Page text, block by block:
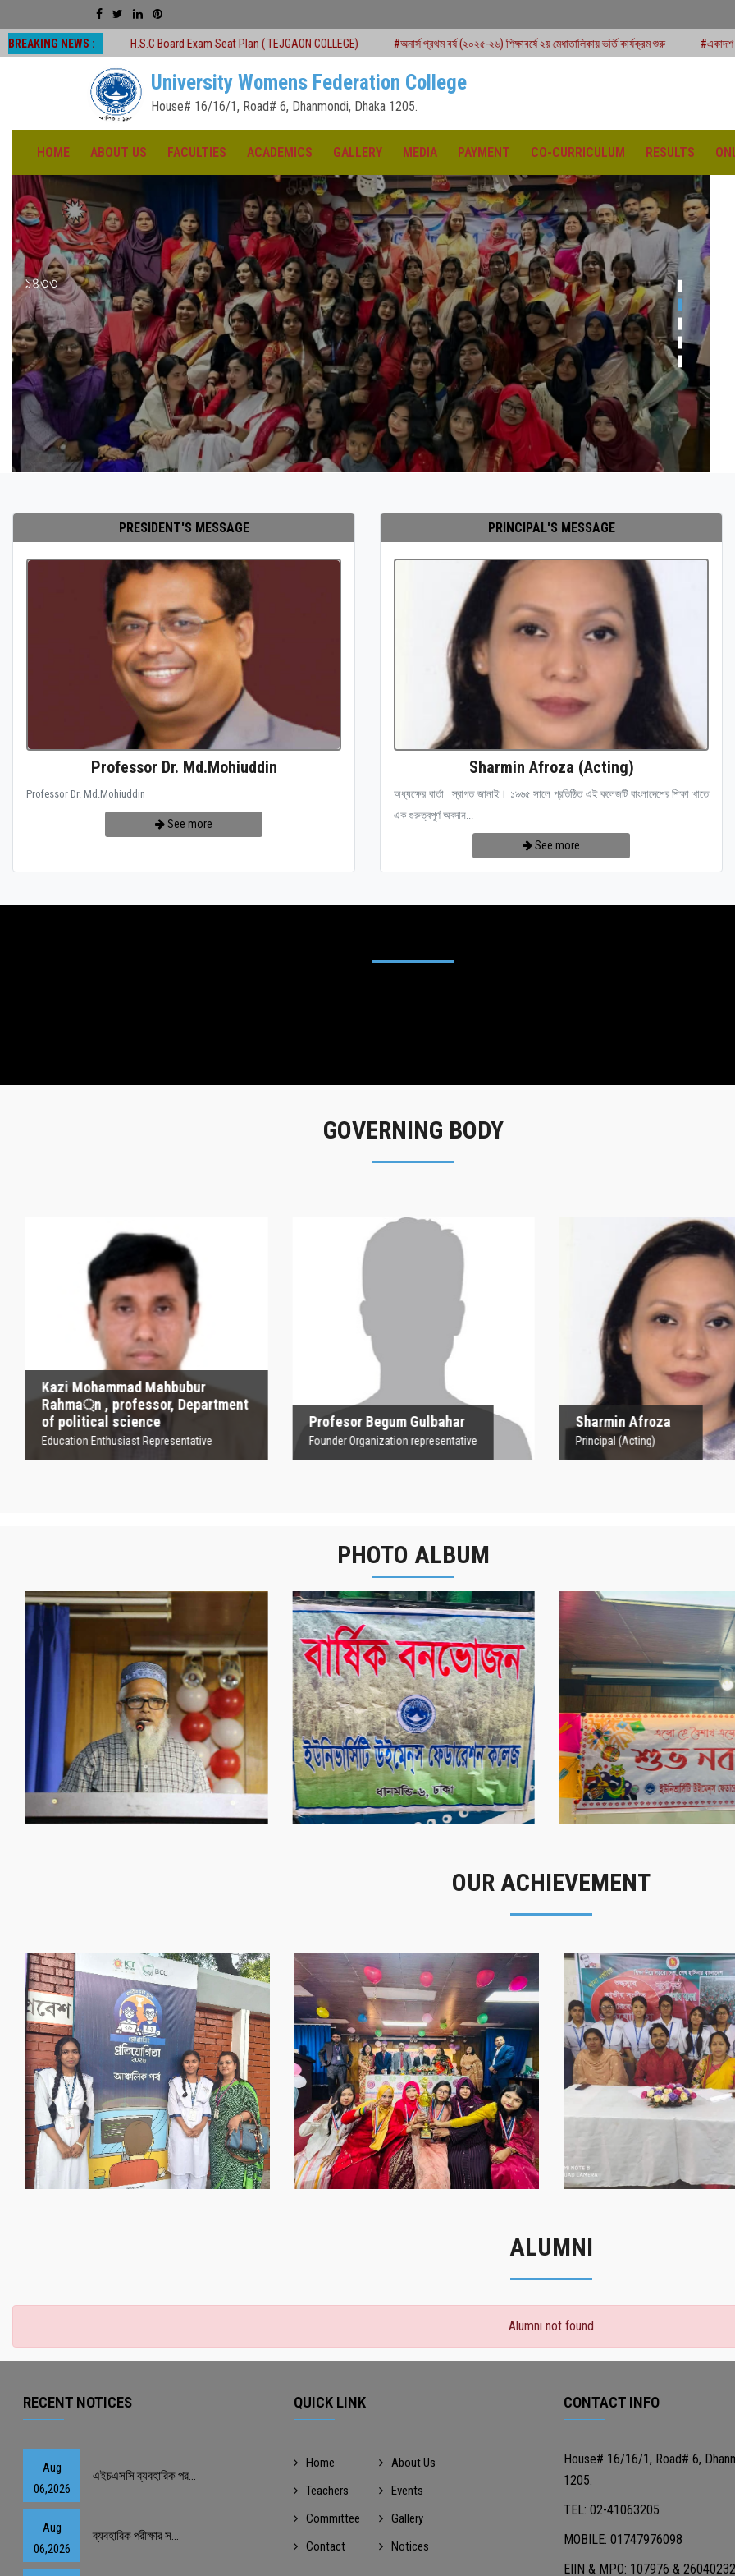
BREAKING NEWS :
H.S.C Board Exam Seat Plan ( TEJGAON COLLEGE) #অনার্স প্রথম বর্ষ (২০২৫-২৬) শিক্ষাবর্ষে ২য় মেধাতালিকায় ভর্তি কার্যক্রম শুরু #একাদশ শ্রেণির বার্ষিক পরীক্ষার
University Womens Federation College
House# 16/16/1, Road# 6, Dhanmondi, Dhaka 1205.
HOME ABOUT US FACULTIES ACADEMICS GALLERY MEDIA PAYMENT CO-CURRICULUM RESULTS
১৪৩৩
PRESIDENT'S MESSAGE
Professor Dr. Md.Mohiuddin
Professor Dr. Md.Mohiuddin
See more
PRINCIPAL'S MESSAGE
Sharmin Afroza (Acting)
অধ্যক্ষের বার্তা স্বাগত জানাই। ১৯৬৫ সালে প্রতিষ্ঠিত এই কলেজটি বাংলাদেশের শিক্ষা খাতে
এক গুরুত্বপূর্ণ অবদান...
See more
GOVERNING BODY
Kazi Mohammad Mahbubur
Rahma্‌n , professor, Department
of political science
Education Enthusiast Representative
Kazi Mohammad
Mahbubur Rahma্‌n ,
professor, Department
of political science
Education Enthusiast Representative
Profesor Begum Gulbahar
Founder Organization representative
Profesor Begum
Founder Organization representative
Sharmin Afroza
Principal (Acting)
Sharmin
Principal (Acting)
PHOTO ALBUM
নবীনবরণ - ২০২৫ বার্ষিক বনভোজন ২০২৫ বাংলা নববর্ষ ১৪৩২
OUR ACHIEVEMENT
‌গৌর‌বের অর্জন
‌গৌর‌বের অর্জন
গৌরবের মুহূর্ত
গৌরবের মুহূর্ত
সাফল্যের স্মৃতি
সাফল্যের স্মৃতি
ALUMNI
Alumni not found
RECENT NOTICES
Aug
06,2026
এইচএসসি ব্যবহারিক পর...
Aug
06,2026
ব্যবহারিক পরীক্ষার স...
QUICK LINK
Home
About Us
Teachers
Events
Committee
Gallery
Contact
Notices
CONTACT INFO
House# 16/16/1, Road# 6,
1205.
TEL: 02-41063205
MOBILE: 01747976098
EIIN & MPO: 107976 &